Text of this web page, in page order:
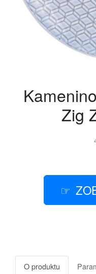
Zig
O produktu